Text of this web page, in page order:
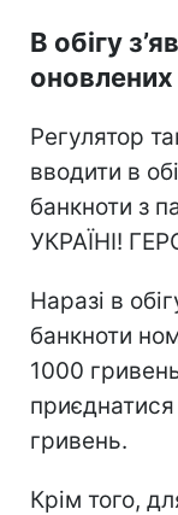
В обігу
Регулятор
вводити в
банкноти з
УКРАЇНІ!
Наразі в
банкноти
1000
гривень.
Крім того,